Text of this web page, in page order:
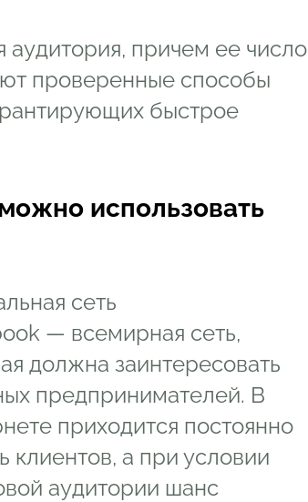
аудитория, причем ее число
проверенные способы
быстрое
использовать
сеть
— всемирная сеть,
должна заинтересовать
предпринимателей. В
приходится постоянно
клиентов, а при условии
аудитории шанс